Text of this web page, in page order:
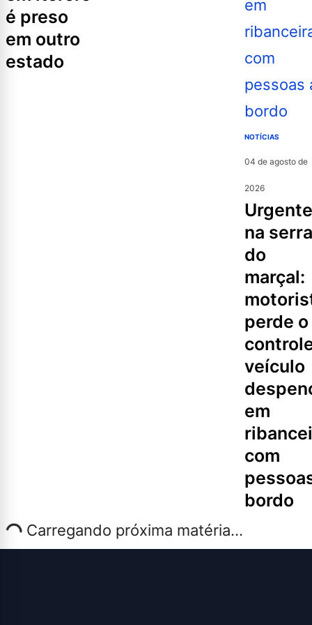
é preso
em outro
estado
NOTÍCIAS
04 de agosto de
2026
urgente
na serra
do
marçal:
perde o
veículo
em
com
bordo
Carregando próxima matéria...